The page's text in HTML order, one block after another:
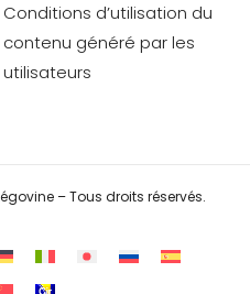
Conditions d’utilisation du
contenu généré par les
utilisateurs
– Tous droits réservés.